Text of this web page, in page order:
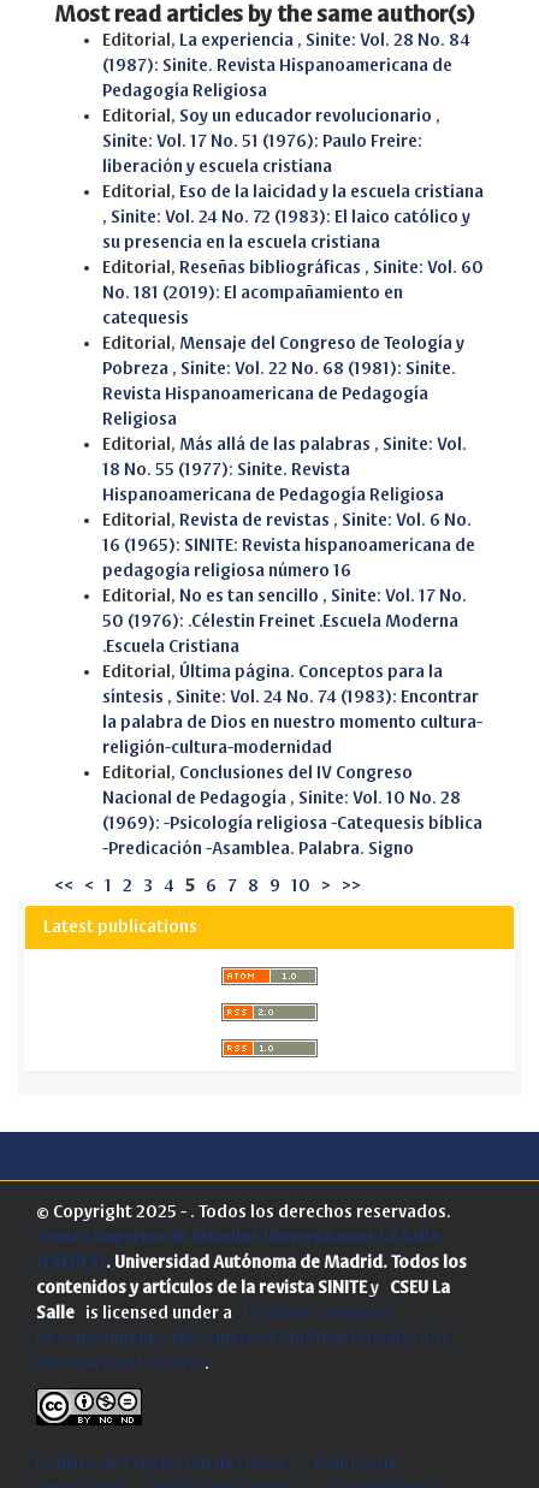
Most read articles by the same author(s)
Editorial, La experiencia , Sinite: Vol. 28 No. 84
(1987): Sinite. Revista Hispanoamericana de
Pedagogía Religiosa
Editorial, Soy un educador revolucionario ,
Sinite: Vol. 17 No. 51 (1976): Paulo Freire:
liberación y escuela cristiana
Editorial, Eso de la laicidad y la escuela cristiana
, Sinite: Vol. 24 No. 72 (1983): El laico católico y
su presencia en la escuela cristiana
Editorial, Reseñas bibliográficas , Sinite: Vol. 60
No. 181 (2019): El acompañamiento en
catequesis
Editorial, Mensaje del Congreso de Teología y
Pobreza , Sinite: Vol. 22 No. 68 (1981): Sinite.
Revista Hispanoamericana de Pedagogía
Religiosa
Editorial, Más allá de las palabras , Sinite: Vol.
18 No. 55 (1977): Sinite. Revista
Hispanoamericana de Pedagogía Religiosa
Editorial, Revista de revistas , Sinite: Vol. 6 No.
16 (1965): SINITE: Revista hispanoamericana de
pedagogía religiosa número 16
Editorial, No es tan sencillo , Sinite: Vol. 17 No.
50 (1976): .Célestin Freinet .Escuela Moderna
.Escuela Cristiana
Editorial, Última página. Conceptos para la
síntesis , Sinite: Vol. 24 No. 74 (1983): Encontrar
la palabra de Dios en nuestro momento cultura-
religión-cultura-modernidad
Editorial, Conclusiones del IV Congreso
Nacional de Pedagogía , Sinite: Vol. 10 No. 28
(1969): -Psicología religiosa -Catequesis bíblica
-Predicación -Asamblea. Palabra. Signo
<< < 1 2 3 4 5 6 7 8 9 10 > >>
Latest publications
© Copyright 2025 - . Todos los derechos reservados.
Centro Superior de Estudios Universitarios La Salle
(CSEULS). Universidad Autónoma de Madrid. Todos los
contenidos y artículos de la revista SINITEy CSEU La
Salle is licensed under a Creative Commons
Reconocimiento-NoComercial-SinObraDerivada 4.0
Internacional License.
Política de Protección de Datos -
Politica de